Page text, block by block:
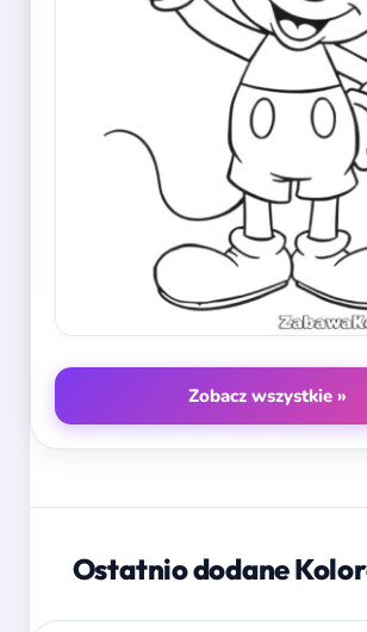
Zobacz wszystkie »
Ostatnio dodane